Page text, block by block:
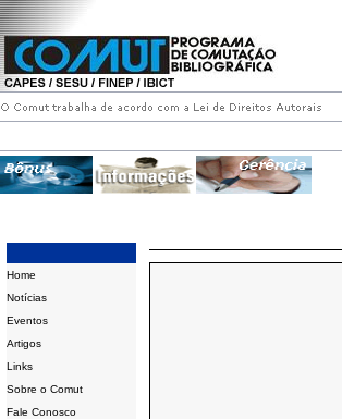
Home
Notícias
Eventos
Artigos
Links
Sobre o Comut
Fale Conosco